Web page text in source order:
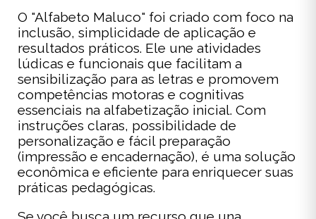
O "Alfabeto Maluco" foi criado com foco na
inclusão, simplicidade de aplicação e
resultados práticos. Ele une atividades
lúdicas e funcionais que facilitam a
sensibilização para as letras e promovem
competências motoras e cognitivas
essenciais na alfabetização inicial. Com
instruções claras, possibilidade de
personalização e fácil preparação
(impressão e encadernação), é uma solução
econômica e eficiente para enriquecer suas
práticas pedagógicas.